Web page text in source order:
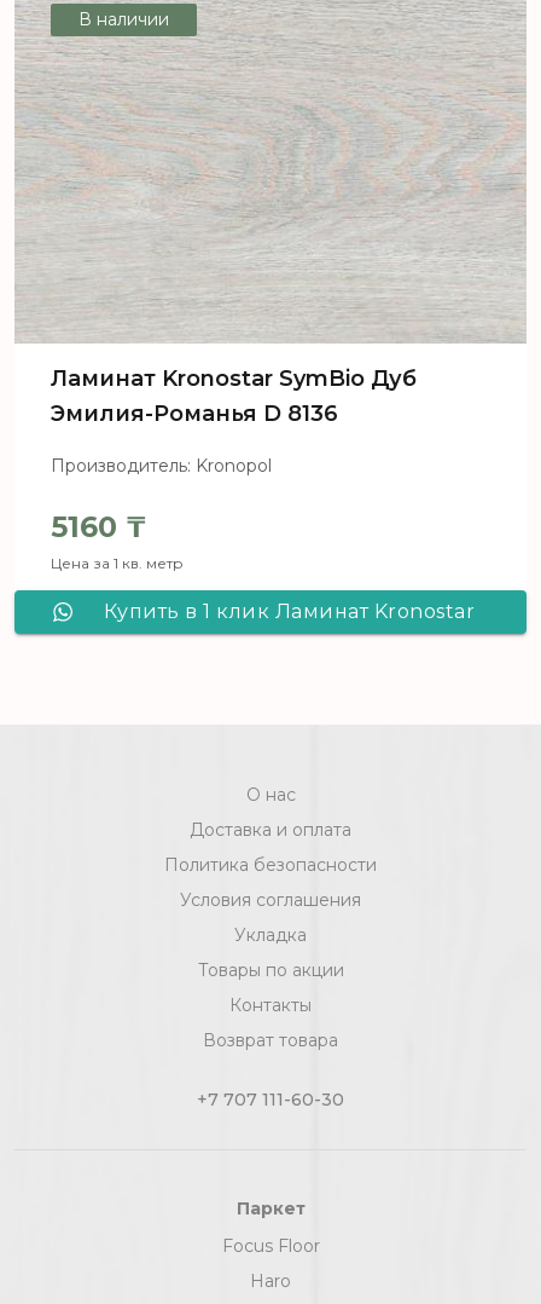
В наличии
Ламинат Kronostar SymBio Дуб
Эмилия-Романья D 8136
Производитель: Kronopol
5160 ₸
Цена за 1 кв. метр
Купить в 1 клик Ламинат Kronostar
О нас
Доставка и оплата
Политика безопасности
Условия соглашения
Укладка
Товары по акции
Контакты
Возврат товара
+7 707 111-60-30
Паркет
Focus Floor
Haro